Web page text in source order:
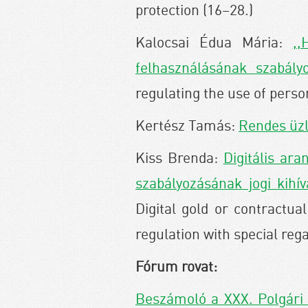
protection (16–28.)
Kalocsai Édua Mária:
felhasználásának
regulating the use of
Kertész Tamás:Rendes
Kiss Brenda:Digitális
szabályozásának jogi
Digital gold or
regulation with special
Fórum rovat:
Beszámoló a XXX.